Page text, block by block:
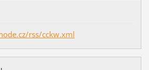
rss/cckw.xml